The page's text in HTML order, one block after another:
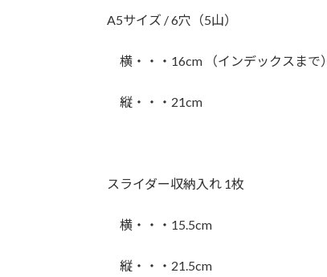
A5サイズ / 6穴（5山）
横・・・16cm （インデックスまで）
縦・・・21cm
スライダー収納入れ 1枚
横・・・15.5cm
縦・・・21.5cm